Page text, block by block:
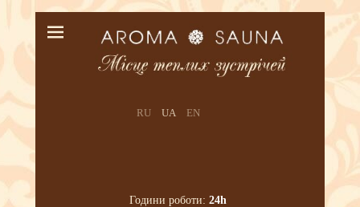
RU UA EN
Години роботи: 24h